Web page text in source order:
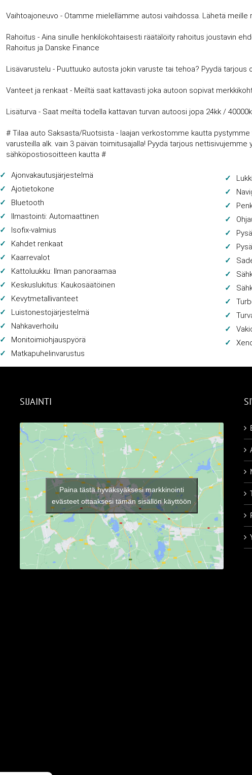
Vaihtoajoneuvo - Otamme mielellämme autosi vaihdossa. Lähetä
Rahoitus - Aina sinulle henkilökohtaisesti räätälöity rahoitus joustavin
Rahoitus ja Danske Finance
Lisävarustelu - Puuttuuko autosta jokin varuste tai tehoa? Pyydä
Vanteet ja renkaat - Meiltä saat kattavasti joka autoon sopivat
Lisäturva - Saat meiltä todella kattavan turvan autoosi jopa 24kk /
# Tilaa auto Saksasta/Ruotsista - laajan verkostomme kautta
varusteilla alk. vain 3 päivän toimitusajalla! Pyydä tarjous
sähköpostiosoitteen kautta #
Ajonvakautusjärjestelmä
Ajotietokone
Bluetooth
Ilmastointi: Automaattinen
Isofix-valmius
Kahdet renkaat
Kaarrevalot
Kattoluukku: Ilman panoraamaa
Keskuslukitus: Kaukosäätöinen
Kevytmetallivanteet
Luistonestojärjestelmä
Nahkaverhoilu
Monitoimiohjauspyörä
Matkapuhelinvarustus
SIJAINTI
Paina tästä hyväksyäksesi markkinointi
evästeet ottaaksesi tämän sisällön käyttöön